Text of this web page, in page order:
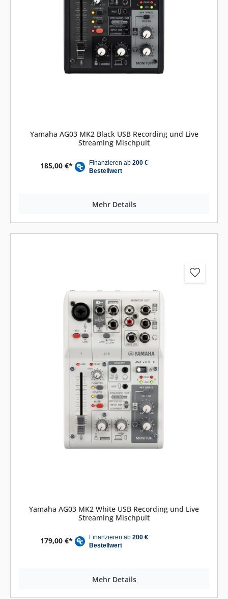
Yamaha AG03 MK2 Black USB Recording und Live
Streaming Mischpult
185,00 €*
Mehr Details
Yamaha AG03 MK2 White USB Recording und Live
Streaming Mischpult
179,00 €*
Mehr Details